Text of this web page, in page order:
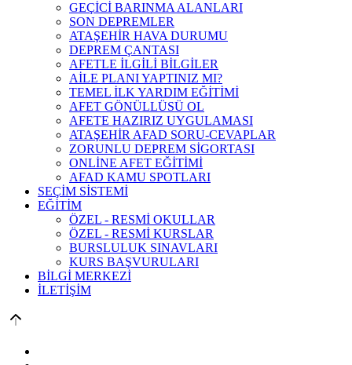
GEÇİCİ BARINMA ALANLARI
SON DEPREMLER
ATAŞEHİR HAVA DURUMU
DEPREM ÇANTASI
AFETLE İLGİLİ BİLGİLER
AİLE PLANI YAPTINIZ MI?
TEMEL İLK YARDIM EĞİTİMİ
AFET GÖNÜLLÜSÜ OL
AFETE HAZIRIZ UYGULAMASI
ATAŞEHİR AFAD SORU-CEVAPLAR
ZORUNLU DEPREM SİGORTASI
ONLİNE AFET EĞİTİMİ
AFAD KAMU SPOTLARI
SEÇİM SİSTEMİ
EĞİTİM
ÖZEL - RESMİ OKULLAR
ÖZEL - RESMİ KURSLAR
BURSLULUK SINAVLARI
KURS BAŞVURULARI
BİLGİ MERKEZİ
İLETİŞİM